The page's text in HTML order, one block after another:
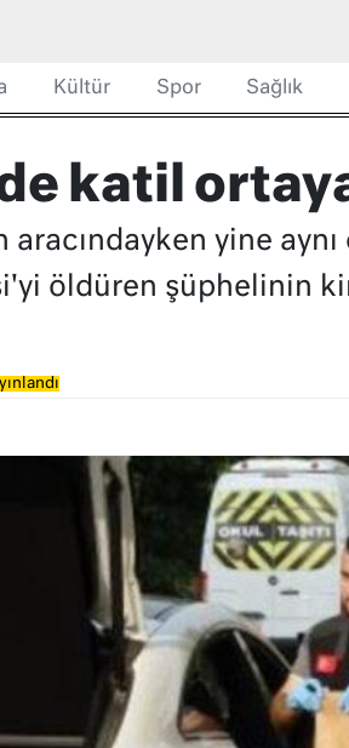
Kültür Spor Sağlık
katil ortaya
yine
öldüren şüphelinin